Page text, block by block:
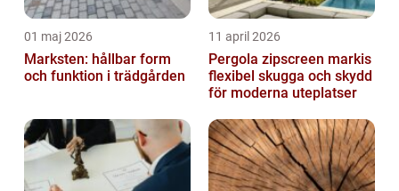
01 maj 2026
Marksten: hållbar form
och funktion i trädgården
11 april 2026
Pergola zipscreen markis
flexibel skugga och skydd
för moderna uteplatser